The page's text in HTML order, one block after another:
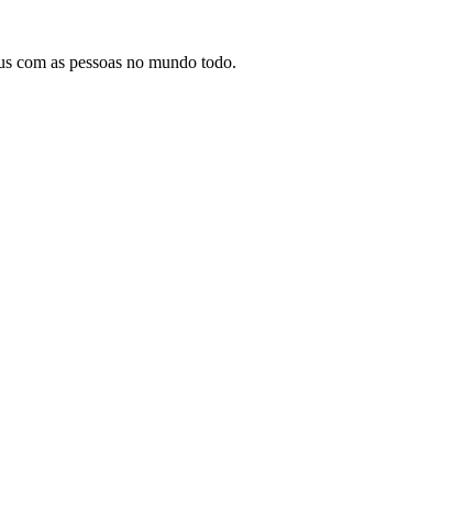
com as pessoas no mundo todo.